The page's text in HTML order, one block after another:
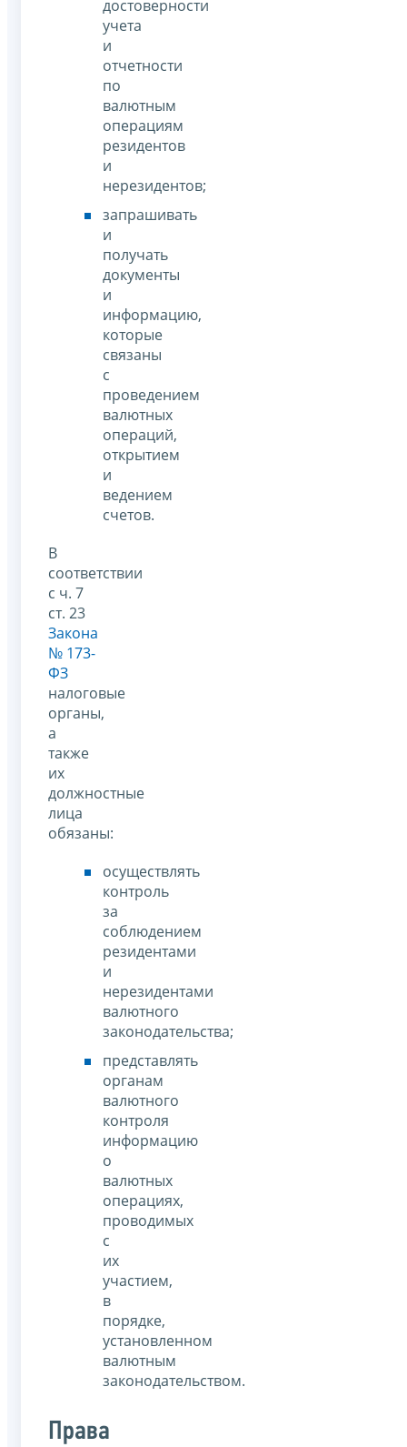
достоверности
учета
и
отчетности
по
валютным
операциям
резидентов
и
нерезидентов;
запрашивать
и
получать
документы
и
информацию,
которые
связаны
с
проведением
валютных
операций,
открытием
и
ведением
счетов.
В
соответствии
с ч. 7
ст. 23
Закона
№ 173-
ФЗ
налоговые
органы,
а
также
их
должностные
лица
обязаны:
осуществлять
контроль
за
соблюдением
резидентами
и
нерезидентами
валютного
законодательства;
представлять
органам
валютного
контроля
информацию
о
валютных
операциях,
проводимых
с
их
участием,
в
порядке,
установленном
валютным
законодательством.
Права